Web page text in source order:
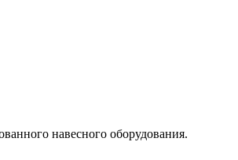
навесного оборудования.